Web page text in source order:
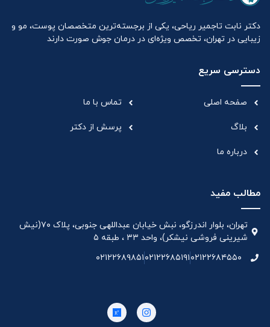
دکتر نابت تاجمیر ریاحی، یکی از برجسته‌ترین متخصصان پوست، مو و
زیبایی در تهران، تخصص ویژه‌ای در درمان جوش صورت دارند
دسترسی سریع
صفحه اصلی
بلاگ
درباره ما
تماس با ما
پرسش از دکتر
مطالب مفید
تهران، بلوار اندرزگو، نبش خیابان عبداللهی جنوبی، پلاک ۷۰(نیش
شیرینی فروشی نیشکر)، واحد ۳۳ ، طبقه ۵
۰۲۱۲۲۶۸۴۵۵۰۰۲۱۲۲۶۸۵۱۹۱۰۲۱۲۲۶۸۹۸۵۱